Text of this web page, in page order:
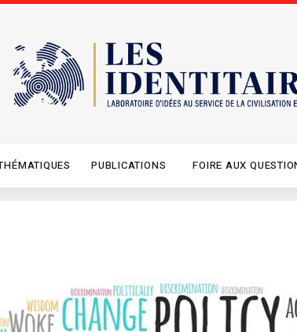
PUBLICATIONS FOIRE AUX